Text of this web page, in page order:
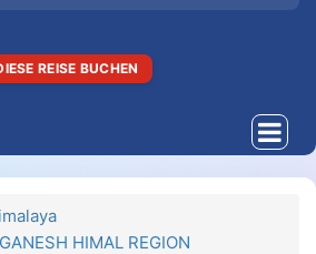
REISE BUCHEN
HIMAL REGION